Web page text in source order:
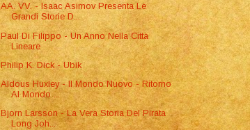
AA. VV. - Isaac Asimov Presenta Le
Grandi Storie D...
Paul Di Filippo - Un Anno Nella Città
Lineare
Philip K. Dick - Ubik
Aldous Huxley - Il Mondo Nuovo - Ritorno
Al Mondo ...
Bjorn Larsson - La Vera Storia Del Pirata
Long Joh...